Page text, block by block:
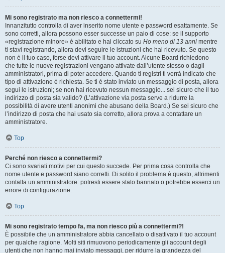
Mi sono registrato ma non riesco a connettermi!
Innanzitutto controlla di aver inserito nome utente e password esattamente. Se
sono corretti, allora possono esser successe un paio di cose: se il supporto
«registrazione minore» è abilitato e hai cliccato su Ho meno di 13 anni mentre
ti stavi registrando, allora devi seguire le istruzioni che hai ricevuto. Se questo
non è il tuo caso, forse devi attivare il tuo account. Alcune Board richiedono
che tutte le nuove registrazioni vengano attivate dall’utente stesso o dagli
amministratori, prima di poter accedere. Quando ti registri ti verrà indicato che
tipo di attivazione è richiesta. Se ti è stato inviato un messaggio di posta, allora
segui le istruzioni; se non hai ricevuto nessun messaggio... sei sicuro che il tuo
indirizzo di posta sia valido? (L’attivazione via posta serve a ridurre la
possibilità di avere utenti anonimi che abusano della Board.) Se sei sicuro che
l’indirizzo di posta che hai usato sia corretto, allora prova a contattare un
amministratore.
Top
Perché non riesco a connettermi?
Ci sono svariati motivi per cui questo succede. Per prima cosa controlla che
nome utente e password siano corretti. Di solito il problema è questo, altrimenti
contatta un amministratore: potresti essere stato bannato o potrebbe esserci un
errore di configurazione.
Top
Mi sono registrato tempo fa, ma non riesco più a connettermi?!
È possibile che un amministratore abbia cancellato o disattivato il tuo account
per qualche ragione. Molti siti rimuovono periodicamente gli account degli
utenti che non hanno mai inviato messaggi, per ridurre la grandezza del